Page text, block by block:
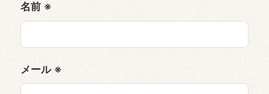
名前 ※
メール ※